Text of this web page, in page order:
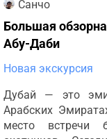
Санчо
Большая
Абу-Даби
Новая экскурсия
Дубай — это
Арабских
место встречи